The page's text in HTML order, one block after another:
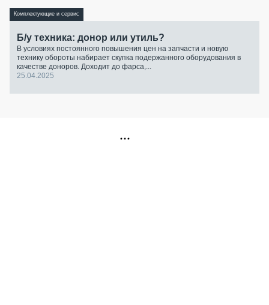
Комплектующие и сервис
Б/у техника: донор или утиль?
В условиях постоянного повышения цен на запчасти и новую
технику обороты набирает скупка подержанного оборудования в
качестве доноров. Доходит до фарса,...
25.04.2025